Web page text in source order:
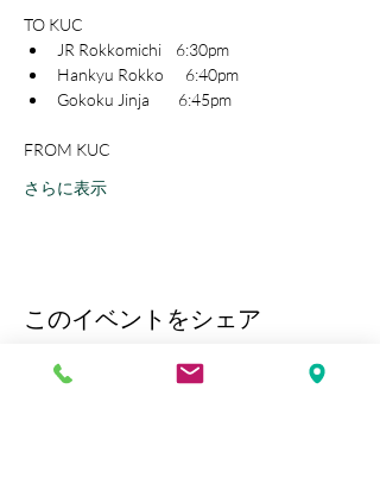
TO KUC
JR Rokkomichi    6:30pm
Hankyu Rokko      6:40pm
Gokoku Jinja        6:45pm
FROM KUC
さらに表示
このイベントをシェア